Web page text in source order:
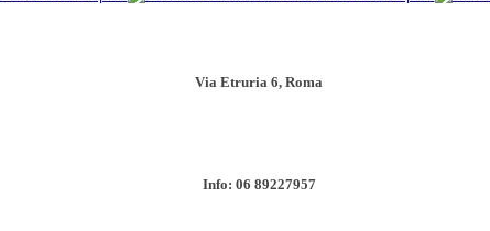
Via Etruria 6, Roma
Info: 06 89227957